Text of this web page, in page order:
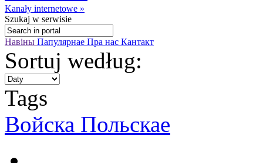
Kanały internetowe »
Szukaj w serwisie
Навіны Папулярнае Пра нас Кантакт
Sortuj według:
Tags
Войска Польскае